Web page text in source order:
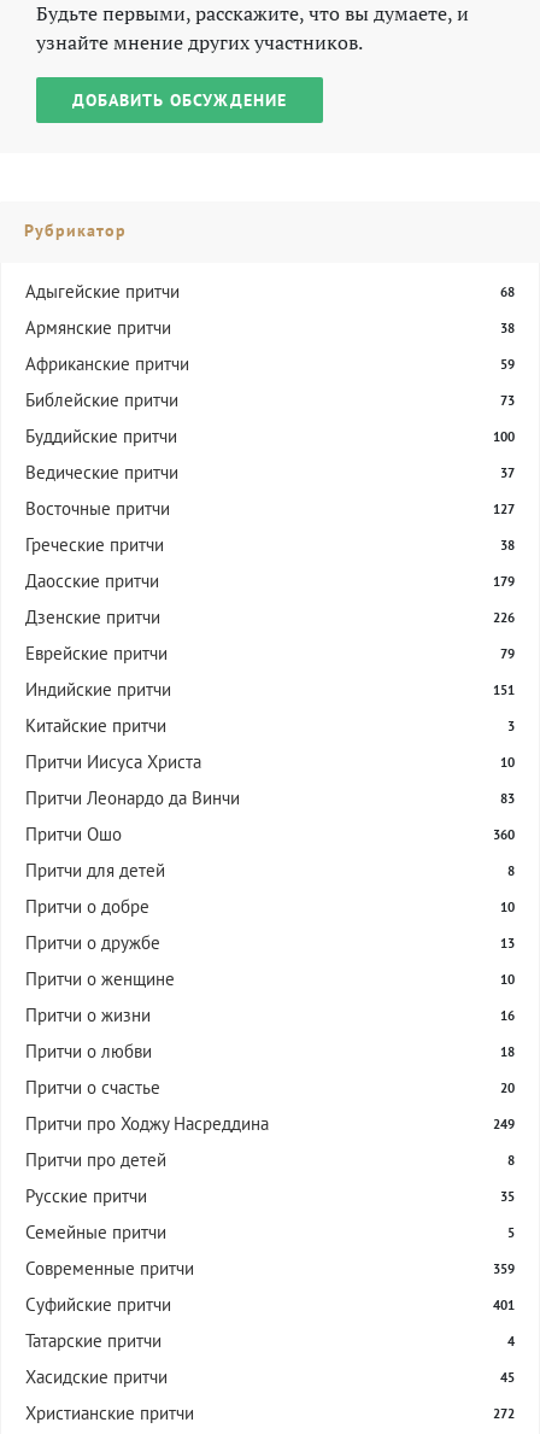
Будьте первыми, расскажите, что вы думаете, и
узнайте мнение других участников.
ДОБАВИТЬ ОБСУЖДЕНИЕ
Рубрикатор
Адыгейские притчи 68
Армянские притчи 38
Африканские притчи 59
Библейские притчи 73
Буддийские притчи 100
Ведические притчи 37
Восточные притчи 127
Греческие притчи 38
Даосские притчи 179
Дзенские притчи 226
Еврейские притчи 79
Индийские притчи 151
Китайские притчи 3
Притчи Иисуса Христа 10
Притчи Леонардо да Винчи 83
Притчи Ошо 360
Притчи для детей 8
Притчи о добре 10
Притчи о дружбе 13
Притчи о женщине 10
Притчи о жизни 16
Притчи о любви 18
Притчи о счастье 20
Притчи про Ходжу Насреддина 249
Притчи про детей 8
Русские притчи 35
Семейные притчи 5
Современные притчи 359
Суфийские притчи 401
Татарские притчи 4
Хасидские притчи 45
Христианские притчи 272